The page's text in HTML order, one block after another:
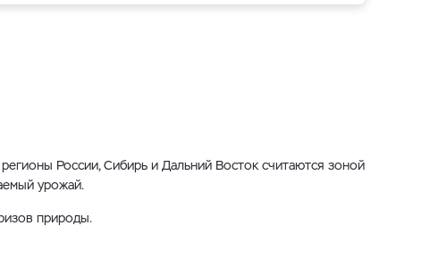
России, Сибирь и Дальний Восток считаются зоной
урожай.
природы.